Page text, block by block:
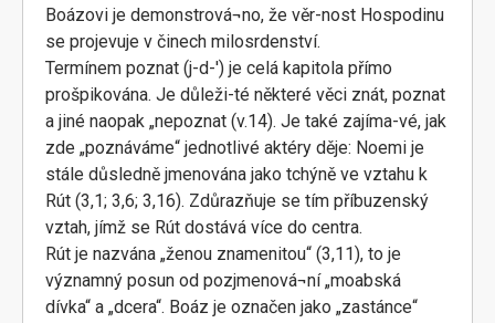
Boázovi je demonstrová¬no, že věr-nost Hospodinu
se projevuje v činech milosrdenství.
Termínem poznat (j-d-') je celá kapitola přímo
prošpikována. Je důleži-té některé věci znát, poznat
a jiné naopak „nepoznat (v.14). Je také zajíma-vé, jak
zde „poznáváme“ jednotlivé aktéry děje: Noemi je
stále důsledně jmenována jako tchýně ve vztahu k
Rút (3,1; 3,6; 3,16). Zdůrazňuje se tím příbuzenský
vztah, jímž se Rút dostává více do centra.
Rút je nazvána „ženou znamenitou“ (3,11), to je
významný posun od pozjmenová¬ní „moabská
dívka“ a „dcera“. Boáz je označen jako „zastánce“